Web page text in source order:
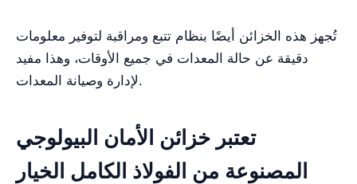
تُجهز هذه الخزائن أيضًا بنظام تتبع ومراقبة لتوفير معلومات
دقيقة عن حالة المعدات في جميع الأوقات، وهذا مفيد
لإدارة وصيانة المعدات.
تعتبر خزائن الأمان البيولوجي
المصنوعة من الفولاذ الكامل الخيار